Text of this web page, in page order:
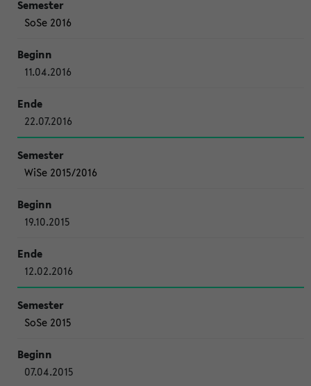
SoSe 2016
11.04.2016
22.07.2016
WiSe 2015/2016
19.10.2015
12.02.2016
SoSe 2015
07.04.2015